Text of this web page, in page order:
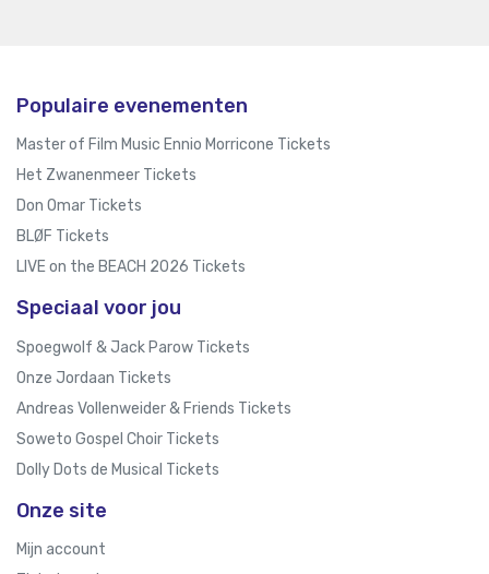
Populaire evenementen
Master of Film Music Ennio Morricone Tickets
Het Zwanenmeer Tickets
Don Omar Tickets
BLØF Tickets
LIVE on the BEACH 2026 Tickets
Speciaal voor jou
Spoegwolf & Jack Parow Tickets
Onze Jordaan Tickets
Andreas Vollenweider & Friends Tickets
Soweto Gospel Choir Tickets
Dolly Dots de Musical Tickets
Onze site
Mijn account